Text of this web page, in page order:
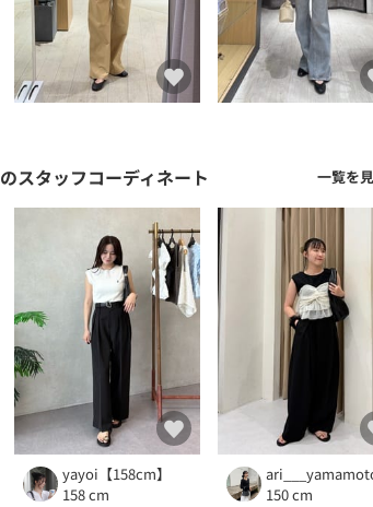
のスタッフコーディネート 一覧を
yayoi【158cm】
158 cm
150 cm